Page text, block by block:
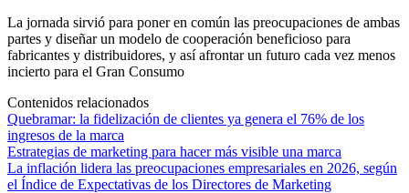
La jornada sirvió para poner en común las preocupaciones de ambas
partes y diseñar un modelo de cooperación beneficioso para
fabricantes y distribuidores, y así afrontar un futuro cada vez menos
incierto para el Gran Consumo
Contenidos relacionados
Quebramar: la fidelización de clientes ya genera el 76% de los
ingresos de la marca
Estrategias de marketing para hacer más visible una marca
La inflación lidera las preocupaciones empresariales en 2026, según
el Índice de Expectativas de los Directores de Marketing